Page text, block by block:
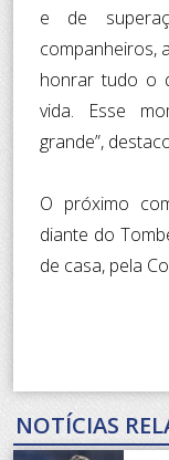
e de
companheiros,
honrar tudo o
vida. Esse
grande”,
O próximo
diante do
de casa, pela
NOTÍCIAS